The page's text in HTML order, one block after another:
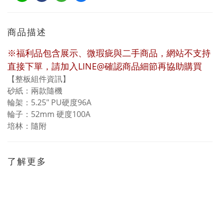
商品描述
※福利品包含展示、微瑕疵與二手商品，網站不支持
直接下單，請加入LINE@確認商品細節再協助購買
【整板組件資訊】
砂紙：兩款隨機
輪架：5.25" PU硬度96A
輪子：52mm 硬度100A
培林：隨附
了解更多